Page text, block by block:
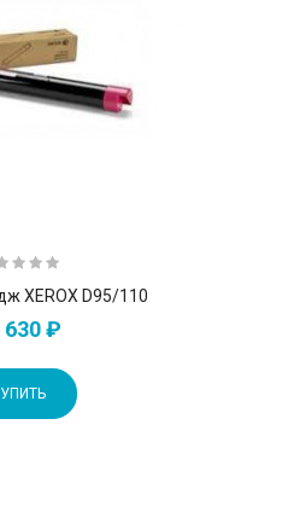
XEROX D95/110
630 ₽